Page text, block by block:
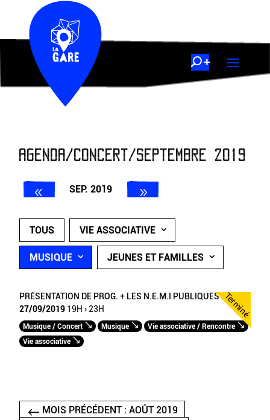
AGENDA/CONCERT/SEPTEMBRE 2019
SEP. 2019
TOUS VIE ASSOCIATIVE
MUSIQUE JEUNES ET FAMILLES
Terminé
PRÉSENTATION DE PROG. + LES N.E.M.I PUBLIQUES
27/09/2019 19H › 23H
Musique / Concert Musique
Vie associative / Rencontre
Vie associative
MOIS PRÉCÉDENT : AOÛT 2019